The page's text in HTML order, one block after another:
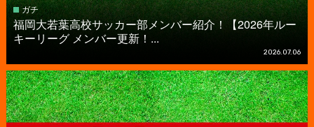
ガチ
福岡大若葉高校サッカー部メンバー紹介！【2026年ルー
キーリーグ メンバー更新！...
2026.07.06